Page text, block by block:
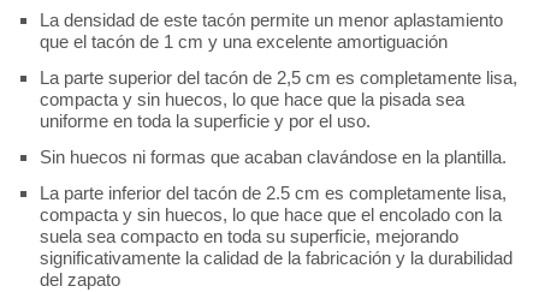
La densidad de este tacón permite un menor aplastamiento
que el tacón de 1 cm y una excelente amortiguación
La parte superior del tacón de 2,5 cm es completamente lisa,
compacta y sin huecos, lo que hace que la pisada sea
uniforme en toda la superficie y por el uso.
Sin huecos ni formas que acaban clavándose en la plantilla.
La parte inferior del tacón de 2.5 cm es completamente lisa,
compacta y sin huecos, lo que hace que el encolado con la
suela sea compacto en toda su superficie, mejorando
significativamente la calidad de la fabricación y la durabilidad
del zapato